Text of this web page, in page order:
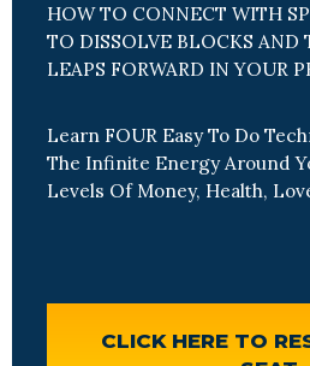
HOW TO CONNECT WITH
TO DISSOLVE BLOCKS AND
LEAPS FORWARD IN YOUR
Learn FOUR Easy To Do
The Infinite Energy Around
Levels Of Money, Health,
CLICK HERE TO